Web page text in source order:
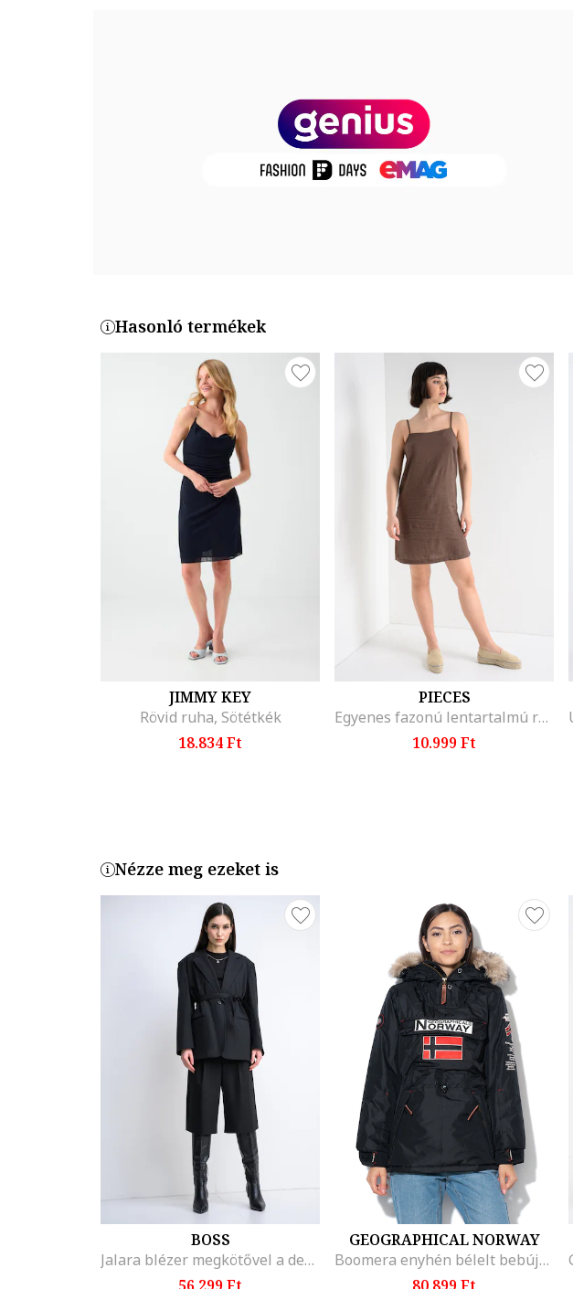
Külső anyag: 95% poliészter, 5% elasztán
A modellen látható termék mérete: S/4 US.
Modell méretei: Magasság: 175 cm, Mellbőség: 81 cm, Derék: 60 cm, Csípő: 90 cm
Hasonló termékek
JIMMY KEY
Rövid ruha, Sötétkék
18.834 Ft
PIECES
Egyenes fazonú lentartalmú ruha, Barna
10.999 Ft
Nézze meg ezeket is
BOSS
Jalara blézer megkötővel a derékrészen, Fekete
GEOGRAPHICAL NORWAY
Boomera enyhén bélelt bebújós télikabát, Piros/Fekete